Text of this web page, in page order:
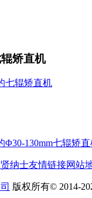
矫直机
Φ30-130mm七辊矫
纳士友情链接网站
版权所有© 2014-